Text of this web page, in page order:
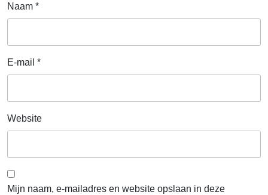
Naam *
E-mail *
Website
Mijn naam, e-mailadres en website opslaan in deze